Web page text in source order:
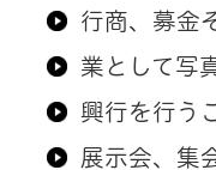
行商、募金
業として写
興行を行う
展示会、集